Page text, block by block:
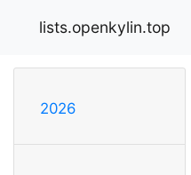
lists.openkylin.top
2026